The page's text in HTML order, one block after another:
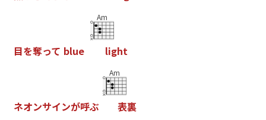
目を奪って blue
Am
light
ネオンサインが呼ぶ
Am
表裏